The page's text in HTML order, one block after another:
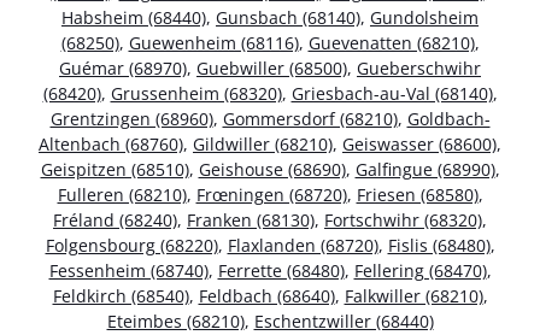
Habsheim (68440), Gunsbach (68140), Gundolsheim
(68250), Guewenheim (68116), Guevenatten (68210),
Guémar (68970), Guebwiller (68500), Gueberschwihr
(68420), Grussenheim (68320), Griesbach-au-Val (68140),
Grentzingen (68960), Gommersdorf (68210), Goldbach-
Altenbach (68760), Gildwiller (68210), Geiswasser (68600),
Geispitzen (68510), Geishouse (68690), Galfingue (68990),
Fulleren (68210), Frœningen (68720), Friesen (68580),
Fréland (68240), Franken (68130), Fortschwihr (68320),
Folgensbourg (68220), Flaxlanden (68720), Fislis (68480),
Fessenheim (68740), Ferrette (68480), Fellering (68470),
Feldkirch (68540), Feldbach (68640), Falkwiller (68210),
Eteimbes (68210), Eschentzwiller (68440)